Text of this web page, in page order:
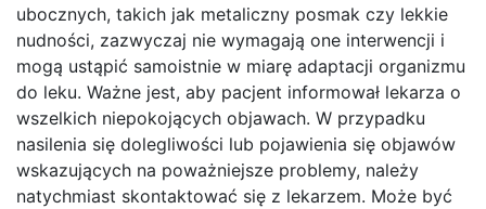
ubocznych, takich jak metaliczny posmak czy lekkie
nudności, zazwyczaj nie wymagają one interwencji i
mogą ustąpić samoistnie w miarę adaptacji organizmu
do leku. Ważne jest, aby pacjent informował lekarza o
wszelkich niepokojących objawach. W przypadku
nasilenia się dolegliwości lub pojawienia się objawów
wskazujących na poważniejsze problemy, należy
natychmiast skontaktować się z lekarzem. Może być